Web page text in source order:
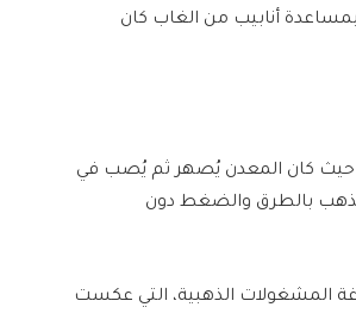
بمساعدة أنابيب من الغاب كان
حيث كان المعدن يُصهر ثم يُصب في
بالطرق والضغط دون
المشغولات الذهبية، التي عكست